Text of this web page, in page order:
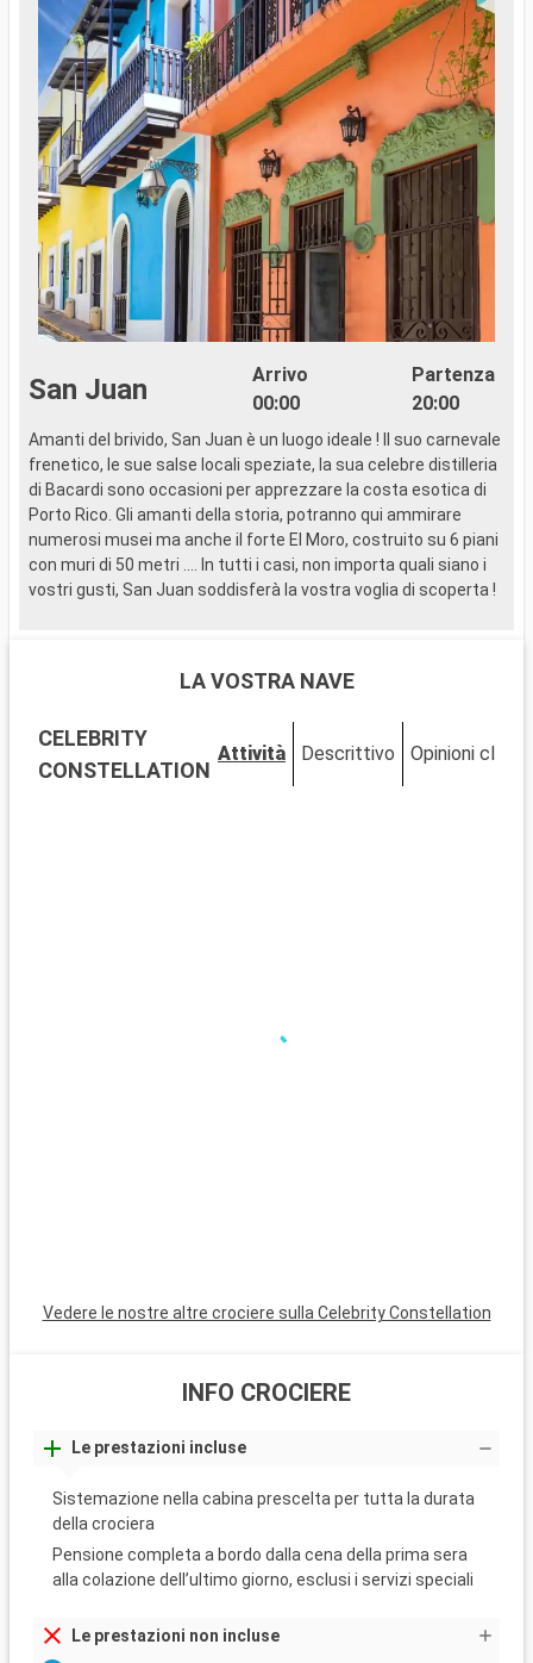
San Juan
Arrivo
00:00
Partenza
20:00
Amanti del brivido, San Juan è un luogo ideale ! Il suo carnevale
frenetico, le sue salse locali speziate, la sua celebre distilleria
di Bacardi sono occasioni per apprezzare la costa esotica di
Porto Rico. Gli amanti della storia, potranno qui ammirare
numerosi musei ma anche il forte El Moro, costruito su 6 piani
con muri di 50 metri …. In tutti i casi, non importa quali siano i
vostri gusti, San Juan soddisferà la vostra voglia di scoperta !
LA VOSTRA NAVE
CELEBRITY
CONSTELLATION
Attività Descrittivo Opinioni clienti
Vedere le nostre altre crociere sulla Celebrity Constellation
INFO CROCIERE
Le prestazioni incluse
Sistemazione nella cabina prescelta per tutta la durata
della crociera
Pensione completa a bordo dalla cena della prima sera
alla colazione dell’ultimo giorno, esclusi i servizi speciali
Le prestazioni non incluse